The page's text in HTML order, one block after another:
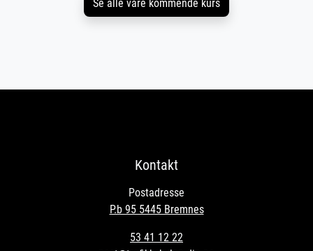
Se alle våre kommende kurs
Kontakt
Postadresse
P.b 95 5445 Bremnes
53 41 12 22